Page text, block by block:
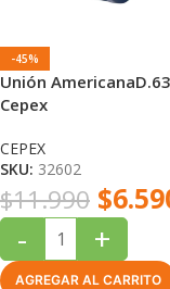
-45%
Unión
Cepex
CEPEX
SKU: 32602
$11.990 $
- +
AGREGAR AL CARRITO